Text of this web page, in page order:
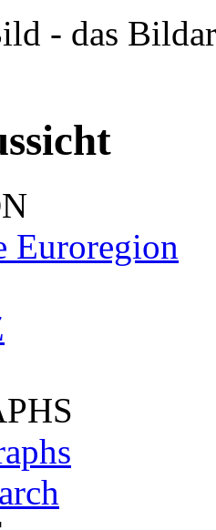
- das
Euroregion